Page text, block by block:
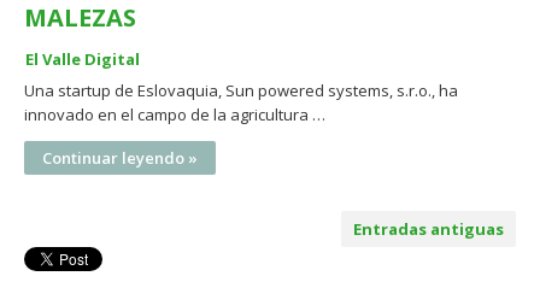
MALEZAS
El Valle Digital
Una startup de Eslovaquia, Sun powered systems, s.r.o., ha
innovado en el campo de la agricultura …
Continuar leyendo »
Entradas antiguas